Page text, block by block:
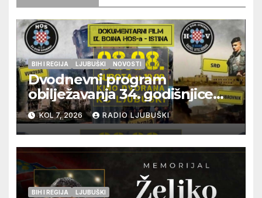
BIH I REGIJA LJUBUŠKI NOVOSTI
Dvodnevni program
obilježavanja 34. godišnjice
pogibije generala Blaža
Kraljevića i osmorice
pripadnika HOS-a
KOL 7, 2026 RADIO LJUBUŠKI
BIH I REGIJA LJUBUŠKI